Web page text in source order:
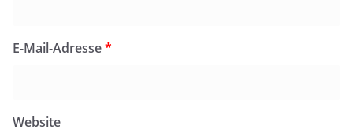
E-Mail-Adresse*
Website